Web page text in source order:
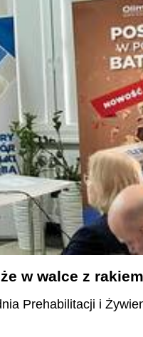
w walce z rakiem
Prehabilitacji i